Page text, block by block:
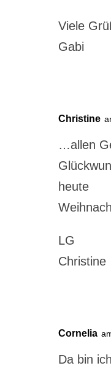
Viele
Gabi
Christine
…allen
heute
LG
Christine
Cornelia
Da bin